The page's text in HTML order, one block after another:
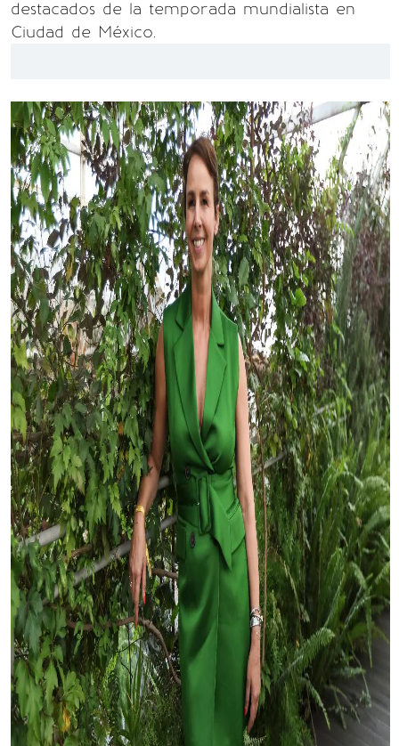
destacados de la temporada mundialista en
Ciudad de México.